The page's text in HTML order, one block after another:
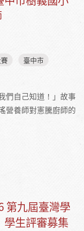
臺中市
們自己知道！」故事
營養師對憲騰廚師的
訪臺中市樹義國小林
第九屆臺灣學
學生評審募集